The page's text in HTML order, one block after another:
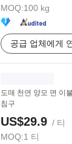
MOQ:100 kg
공급 업체에게
도매 천연 양모 면 이
침구
US$29.9 / 티
MOQ:1 티